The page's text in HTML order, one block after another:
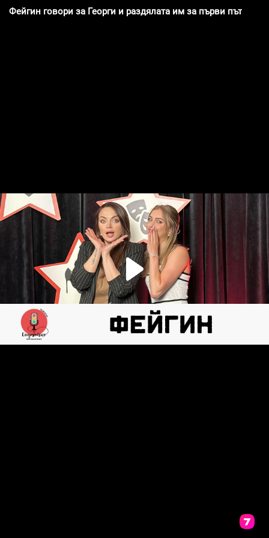
Фейгин говори за Георги и раздялата им за първи път |